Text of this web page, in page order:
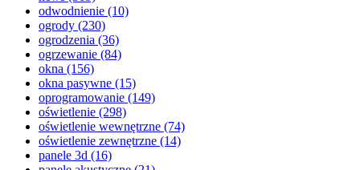
odwodnienie (10)
ogrody (230)
ogrodzenia (36)
ogrzewanie (84)
okna (156)
okna pasywne (15)
oprogramowanie (149)
oświetlenie (298)
oświetlenie wewnętrzne (74)
oświetlenie zewnętrzne (14)
panele 3d (16)